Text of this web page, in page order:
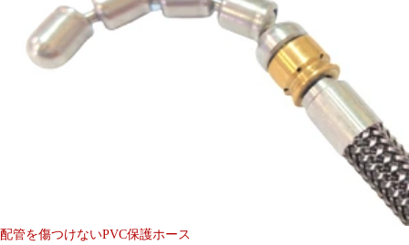
配管を傷つけないPVC保護ホース